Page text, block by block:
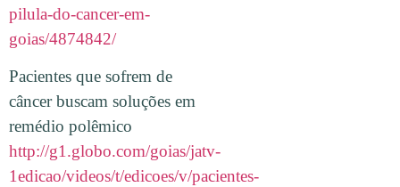
pilula-do-cancer-em-
goias/4874842/
Pacientes que sofrem de
câncer buscam soluções em
remédio polêmico
http://g1.globo.com/goias/jatv-
1edicao/videos/t/edicoes/v/pacientes-